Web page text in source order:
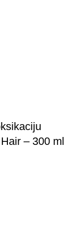
– 300 ml